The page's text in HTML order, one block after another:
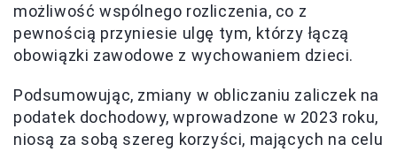
możliwość wspólnego rozliczenia, co z
pewnością przyniesie ulgę tym, którzy łączą
obowiązki zawodowe z wychowaniem dzieci.
Podsumowując, zmiany w obliczaniu zaliczek na
podatek dochodowy, wprowadzone w 2023 roku,
niosą za sobą szereg korzyści, mających na celu